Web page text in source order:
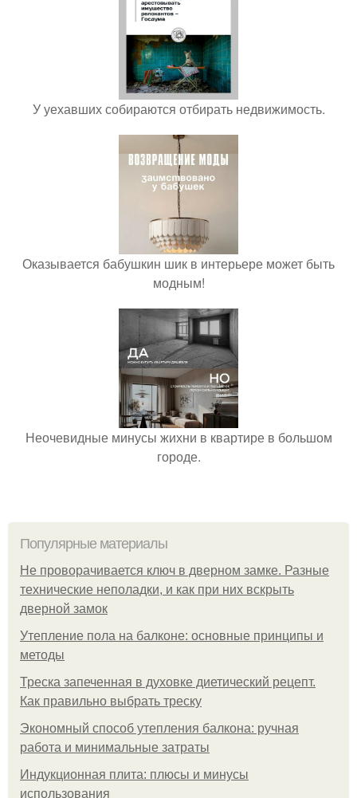
У уехавших собираются отбирать недвижимость.
Оказывается бабушкин шик в интерьере может быть
модным!
Неочевидные минусы жихни в квартире в большом
городе.
Популярные материалы
Не проворачивается ключ в дверном замке. Разные
технические неполадки, и как при них вскрыть
дверной замок
Утепление пола на балконе: основные принципы и
методы
Треска запеченная в духовке диетический рецепт.
Как правильно выбрать треску
Экономный способ утепления балкона: ручная
работа и минимальные затраты
Индукционная плита: плюсы и минусы
использования